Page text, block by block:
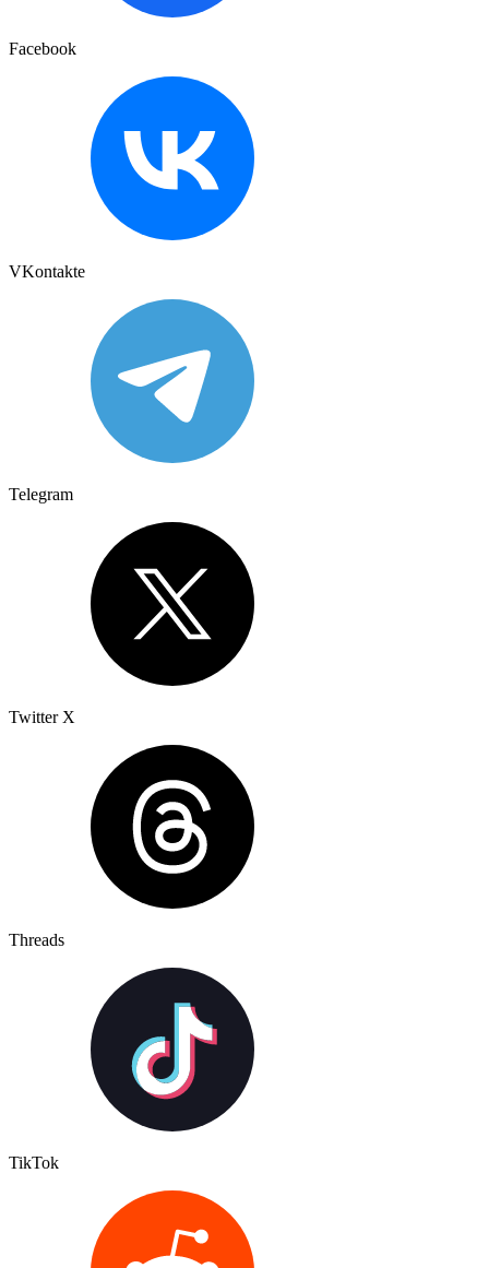
Facebook
VKontakte
Telegram
Twitter X
Threads
TikTok